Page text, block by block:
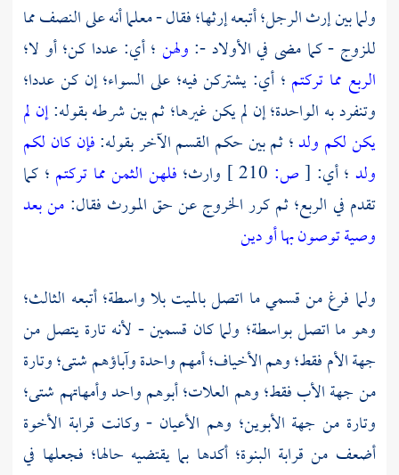
ولما بين إرث الرجل؛ أتبعه إرثها؛ فقال - معلما أنه على النصف مما
للزوج - كما مضى في الأولاد -: ولهن ؛ أي: عددا كن؛ أو لا؛
الربع مما تركتم ؛ أي: يشتركن فيه؛ على السواء؛ إن كن عددا؛
وتنفرد به الواحدة؛ إن لم يكن غيرها؛ ثم بين شرطه بقوله:إن لم
يكن لكم ولد؛ ثم بين حكم القسم الآخر بقوله:فإن كان لكم
ولد ؛ أي: [ص: وارث؛ فلهن الثمن مما تركتم ؛ كما
تقدم في الربع؛ ثم كرر الخروج عن حق المورث فقال: من بعد
وصية توصون بها أو دين
ولما فرغ من قسمي ما اتصل بالميت بلا واسطة؛ أتبعه الثالث؛
وهو ما اتصل بواسطة؛ ولما كان قسمين - لأنه تارة يتصل من
جهة الأم فقط؛ وهم الأخياف؛ أمهم واحدة وآباؤهم شتى؛ وتارة
من جهة الأب فقط؛ وهم العلات؛ أبوهم واحد وأمهاتهم شتى؛
وتارة من جهة الأبوين؛ وهم الأعيان - وكانت قرابة الأخوة
أضعف من قرابة البنوة؛ أكدها بما يقتضيه حالها؛ فجعلها في